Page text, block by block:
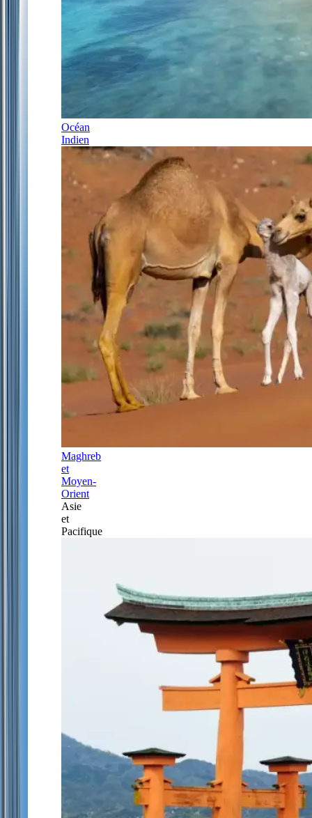
Océan
Indien
Maghreb
et
Moyen-
Orient
Asie
et
Pacifique